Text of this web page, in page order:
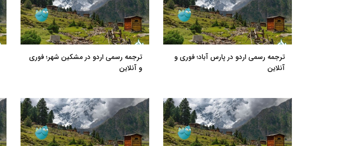
ترجمه رسمی اردو در پارس آباد؛ فوری و
آنلاین
ترجمه رسمی اردو در مشکین شهر؛ فوری
و آنلاین